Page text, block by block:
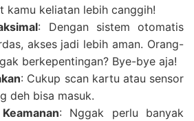
kamu keliatan lebih canggih!
: Dengan sistem otomatis
akses jadi lebih aman. Orang-
berkepentingan? Bye-bye aja!
: Cukup scan kartu atau sensor
deh bisa masuk.
: Nggak perlu banyak